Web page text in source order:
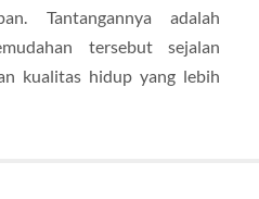
Tantangannya adalah
tersebut sejalan
kualitas hidup yang lebih